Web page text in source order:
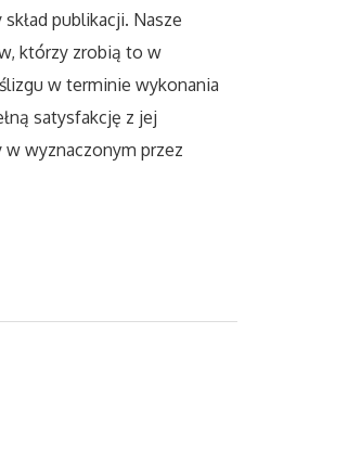
publikacji. Nasze
którzy zrobią to w
w terminie wykonania
satysfakcję z jej
wyznaczonym przez